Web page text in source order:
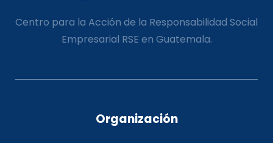
Centro para la Acción de la Responsabilidad Social
Empresarial RSE en Guatemala.
Organización